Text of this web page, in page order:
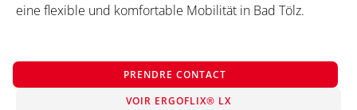
eine flexible und komfortable Mobilität in Bad Tölz.
PRENDRE CONTACT
VOIR ERGOFLIX® LX